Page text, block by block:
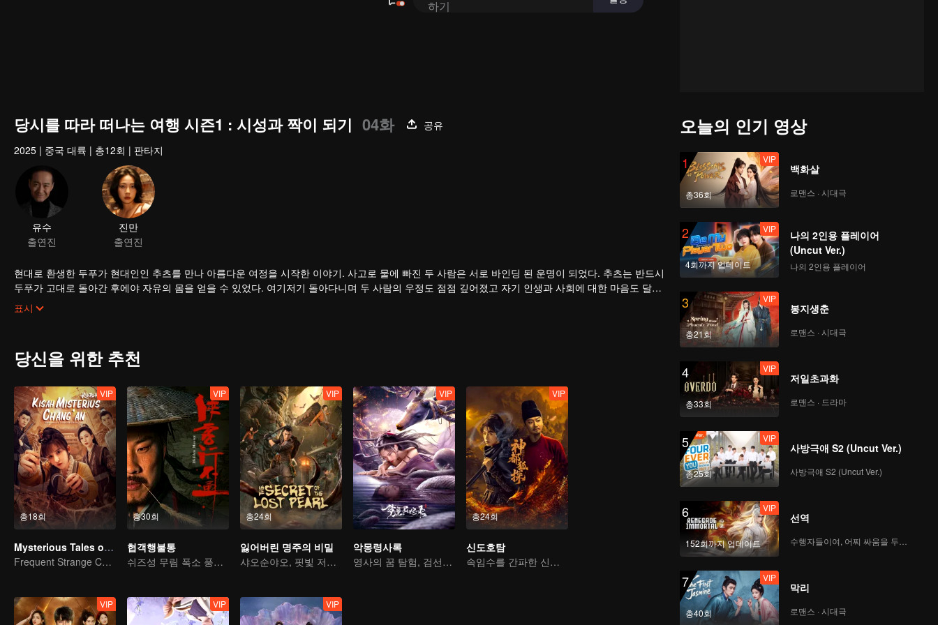
당시를 따라 떠나는 여행 시즌1 : 시성과 짝이 되기 04화
공유
2025 | 중국 대륙 | 총12회 | 판타지
현대로 환생한 두푸가 현대인인 추츠를 만나 아름다운 여정을 시작한 이야기. 사고로 물에 빠진 두 사람은 서로 바인딩 된 운명이 되었다. 추츠는 반드시
두푸가 고대로 돌아간 후에야 자유의 몸을 얻을 수 있었다. 여기저기 돌아다니며 두 사람의 우정도 점점 깊어졌고 자기 인생과 사회에 대한 마음도 달라
지고 있었다. 이어지는 여정에서 추츠는 인생의 목표를 다시 찾았고 두푸도 마음의 매듭을 풀어 진정한 천지와 대의를 찾았다.
표시
당신을 위한 추천
총18회
VIP
Mysterious Tales of Chang'An
Frequent Strange Cases in Chang'an! Only For The Daring People
총30회
VIP
협객행불통
쉬즈성 무림 폭소 풍운을 몰고 오다
총24회
VIP
잃어버린 명주의 비밀
샤오순야오, 핏빛 저주를 깨기 위한 보물 사냥에 나서다!
VIP
악몽령사록
영사의 꿈 탐험, 검선의 과거를 엿보다
총24회
VIP
신도호탐
속임수를 간파한 신도에서의 괴안 수사
VIP VIP VIP
오늘의 인기 영상
1
총36회
VIP
백화살
로맨스 · 시대극
2
4회까지 업데이트
VIP
나의 2인용 플레이어
(Uncut Ver.)
나의 2인용 플레이어
3
총21회
VIP
봉지생춘
로맨스 · 시대극
4
총33회
VIP
저일초과화
로맨스 · 드라마
5
총25회
VIP
사방극애 S2 (Uncut Ver.)
사방극애 S2 (Uncut Ver.)
6
152회까지 업데이트
VIP
선역
7
총40회
VIP
막리
로맨스 · 시대극